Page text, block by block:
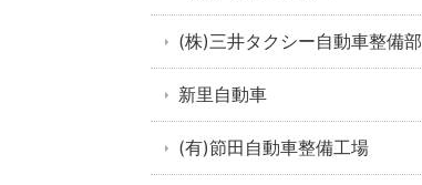
(株)三井タクシー自動車整備部
新里自動車
(有)節田自動車整備工場